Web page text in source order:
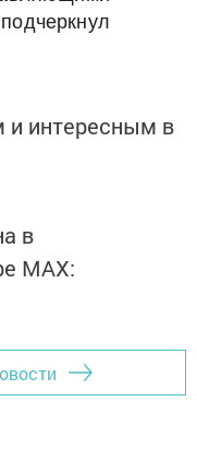
интересным в
в
MАХ: